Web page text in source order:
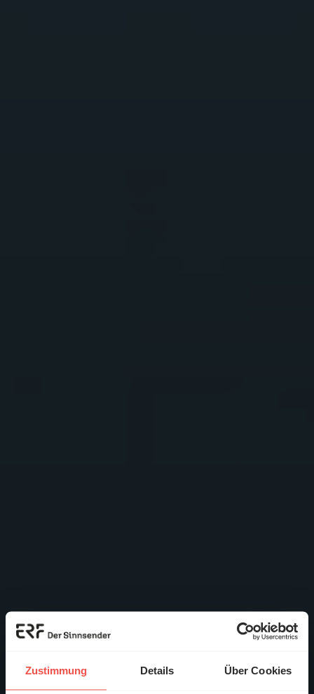
Zustimmung Details Über Cookies